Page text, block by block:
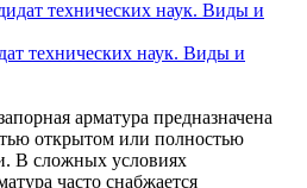
технических наук. Виды и
арматура предназначена
открытом или полностью
В сложных условиях
часто снабжается